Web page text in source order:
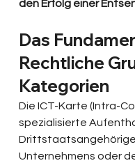
den Erfolg einer
Das
Rechtliche
Kategorien
Die ICT-Karte (Intra-
spezialisierte
Unternehmens oder